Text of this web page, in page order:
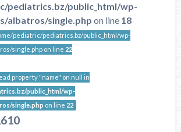
pediatrics.bz/public_html/wp-
albatros/single.php on line 18
pediatric/pediatrics.bz/public_html/wp-
single.php on line 22
property "name" on null in
public_html/wp-
single.php on line 22